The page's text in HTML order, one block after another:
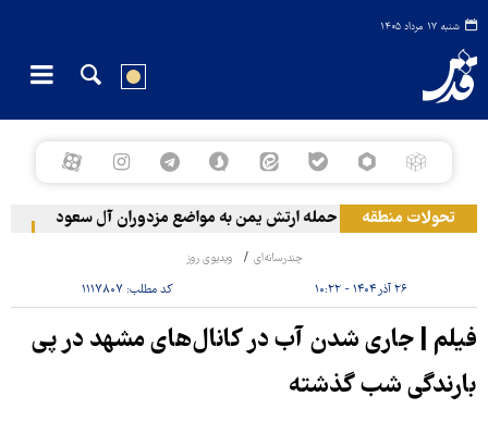
شنبه ۱۷ مرداد ۱۴۰۵
تحولات منطقه حمله ارتش یمن به مواضع مزدوران آل سعود
چندرسانه‌ای ویدیوی روز
۲۶ آذر ۱۴۰۴ - ۱۰:۲۲ کد مطلب: ۱۱۱۷۸۰۷
فیلم | جاری شدن آب در کانال‌های مشهد در پی
بارندگی شب گذشته